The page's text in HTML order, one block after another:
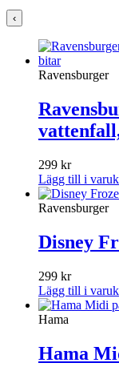
‹
Ravensburger
299 kr
Lägg till i
Ravensburger
Disney
299 kr
Lägg till i
Hama
Hama